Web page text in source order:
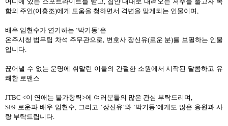
함의 주인(이홍조)에게 도움을 청하면서 격변을 맞게되는 인물이며,
배우 임현수가 연기하는 ‘박기동’은
온주시청 법무팀 차석 주무관으로, 변호사 장신유(로운 분)를 보필하는 인물
입니다.
끊어낼 수 없는 운명에 휘말린 이들의 간절한 소원에서 시작된 달콤하고 유
쾌한 로맨스
JTBC <이 연애는 불가항력>에 여러분들의 많은 관심 부탁드리며,
SF9 로운과 배우 임현수, 그리고 ‘장신유’와 ‘박기동’에게도 많은 응원과 사
랑 부탁드립니다.